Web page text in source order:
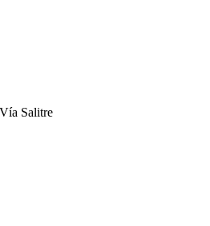
Salitre